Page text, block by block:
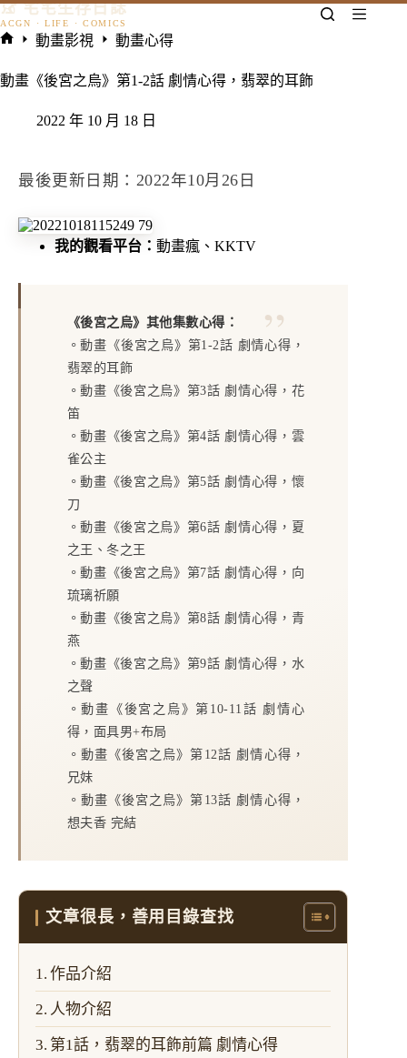
跳
至
要
𓃠 宅宅生存日誌
頁
動畫影視 動畫心得
動畫《後宮之烏》第1-2話 劇情心得，翡翠的耳飾
2022 年 10 月 18 日
最後更新日期：2022年10月26日
我的觀看平台： 動畫瘋 、 KKTV
《後宮之烏》其他集數心得：
。動畫《後宮之烏》第1-2話 劇情心得，
翡翠的耳飾
。動畫《後宮之烏》第3話 劇情心得，花
笛
。動畫《後宮之烏》第4話 劇情心得，雲
雀公主
。動畫《後宮之烏》第5話 劇情心得，懷
刀
。動畫《後宮之烏》第6話 劇情心得，夏
之王、冬之王
。動畫《後宮之烏》第7話 劇情心得，向
琉璃祈願
。動畫《後宮之烏》第8話 劇情心得，青
燕
。動畫《後宮之烏》第9話 劇情心得，水
之聲
。動畫《後宮之烏》第10-11話 劇情心
得，面具男+布局
。 動畫《後宮之烏》第12話 劇情心得，
兄妹
。 動畫《後宮之烏》第13話 劇情心得，
想夫香 完結
文章很長，善用目錄查找
作品介紹
人物介紹
第1話，翡翠的耳飾前篇 劇情心得